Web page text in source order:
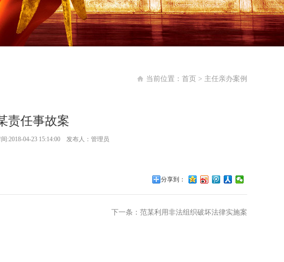
当前位置： 首页 > 主任亲办案例
责任事故案
:2018-04-23 15:14:00 发布人：管理员
分享到：
下一条：范某利用非法组织破坏法律实施案